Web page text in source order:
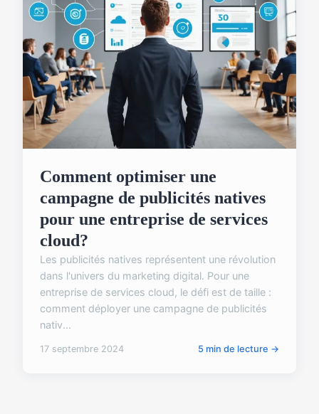
Comment optimiser une
campagne de publicités natives
pour une entreprise de services
cloud?
Les publicités natives représentent une révolution
dans l'univers du marketing digital. Pour une
entreprise de services cloud, le défi est de taille :
comment déployer une campagne de publicités
nativ...
17 septembre 2024 5 min de lecture →